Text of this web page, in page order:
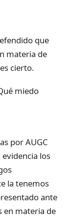
que
materia de
cierto.
miedo
por AUGC
los
la tenemos
ante
en materia de